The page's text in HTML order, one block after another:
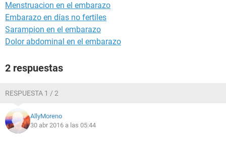
Menstruacion en el embarazo
Embarazo en días no fertiles
Sarampion en el embarazo
Dolor abdominal en el embarazo
2 respuestas
RESPUESTA 1 / 2
AllyMoreno
30 abr 2016 a las 05:44